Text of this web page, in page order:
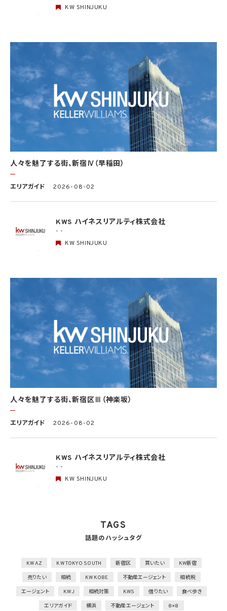
5.1 当社は、適正に個人情報を取得し、偽りその他不正の手段により取得しません。
(1) 第4.1項第1号から第4号までのいずれかに該当する場合
(2) 学術研究機関等から要配慮個人情報を取得する場合であって、当該要配慮個人情報
を学術研究目的で取得する必要があるとき（当該要配慮個人情報を取得する目的の一
部が学術研究目的である場合を含み、個人の権利利益を不当に侵害するおそれがある
場合を除きます。）（当該個人情報取扱事業者と当該学術研究機関等が共同して学術研
究を行う場合に限ります。）
(3) 当該要配慮個人情報が、本人、国の機関、地方公共団体、学術研究機関等、個人情報
保護法第57条第1項各号に掲げる者その他個人情報保護委員会規則で定める者により
公開されている場合
(4) 本人を目視し、又は撮影することにより、その外形上明らかな要配慮個人情報を取得
する場合
(5) 第三者から要配慮個人情報の提供を受ける場合であって、当該第三者による当該提
供が第8.1項各号のいずれかに該当するとき
5.3 当社は、第三者から個人情報の提供を受けるに際しては、個人情報保護委員会規則
該個人情報の提供が第4.1項各号のいずれかに該当する場合又は第8.1項各号のいずれ
(2) 当該第三者による当該個人情報の取得の経緯
6. 個人情報の安全管理
当社は、個人情報の紛失、破壊、改ざん及び漏洩などのリスクに対して、個人情報の安全
全管理が図られるよう、必要かつ適切な監督を行います。当社の保有個人データに関す
る具体的な安全管理措置の内容は、以下のとおりです。
基本方針の策定
個人データの適正な取扱いの確保のため、「関係法令・ガイドライン等の遵守」、「質問及
び苦情処理の窓口」等についての基本方針として、本プライバシーポリシーを策定
個人データの取扱いに係る規律の整備
取得、利用、保存、提供、削除・廃棄等の段階ごとに、取扱方法、責任者・担当者及びその
任務等について個人データの取扱規程を策定
組織的安全管理措置
1）個人データの取扱いに関する責任者を設置するとともに、個人データを取り扱う従業
者及び当該従業者が取り扱う個人データの範囲を明確化し、法や取扱規程に違反してい
部の者による監査を実施
1）個人データの取扱いに関する留意事項について、従業者に定期的な研修を実施
2）個人データについての秘密保持に関する事項を就業規則に記載
物理的安全管理措置
1）個人データを取り扱う区域において、従業者の入退室管理及び持ち込む機器等の制限
合、容易に個人データが判明しないよう措置を実施
2）個人データを取り扱う情報システムを外部からの不正アクセス又は不正ソフトウェア
外的環境の把握
全管理措置を実施
KW SHINJUKU
人々を魅了する街、新宿Ⅳ（早稲田）
エリアガイド 2026-08-02
KWS ハイネスリアルティ株式会社
- -
KW SHINJUKU
人々を魅了する街、新宿区Ⅲ（神楽坂）
エリアガイド 2026-08-02
KWS ハイネスリアルティ株式会社
- -
KW SHINJUKU
TAGS
話題のハッシュタグ
KW AZ KW TOKYO SOUTH 新宿区 買いたい KW新宿
売りたい 相続 KW KOBE 不動産エージェント 相続税
エージェント KWJ 相続対策 KWS 借りたい 食べ歩き
エリアガイド 横浜 不動産エージェント 8×8